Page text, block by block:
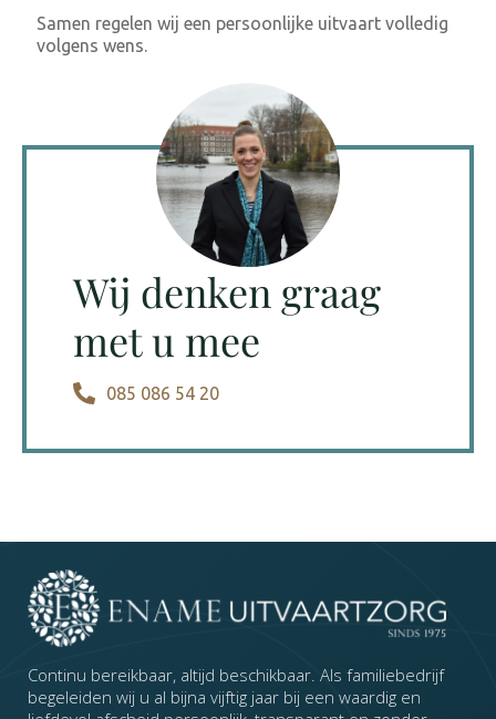
Samen regelen wij een persoonlijke uitvaart volledig
volgens wens.
Wij denken graag
met u mee
085 086 54 20
Continu bereikbaar, altijd beschikbaar. Als familiebedrijf
begeleiden wij u al bijna vijftig jaar bij een waardig en